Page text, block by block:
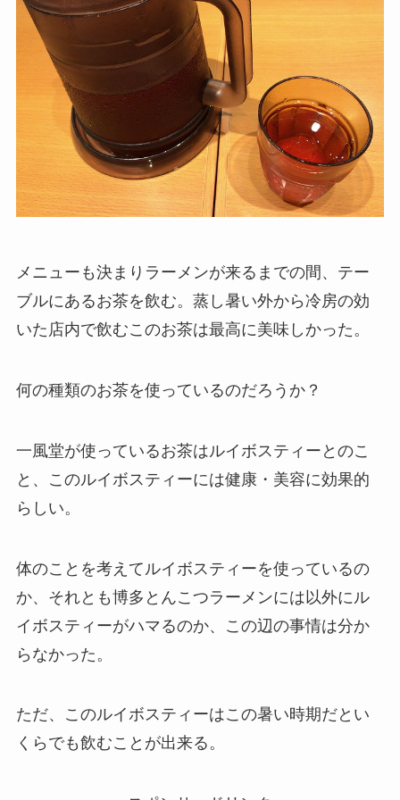
メニューも決まりラーメンが来るまでの間、テー
ブルにあるお茶を飲む。蒸し暑い外から冷房の効
いた店内で飲むこのお茶は最高に美味しかった。
何の種類のお茶を使っているのだろうか？
一風堂が使っているお茶はルイボスティーとのこ
と、このルイボスティーには健康・美容に効果的
らしい。
体のことを考えてルイボスティーを使っているの
か、それとも博多とんこつラーメンには以外にル
イボスティーがハマるのか、この辺の事情は分か
らなかった。
ただ、このルイボスティーはこの暑い時期だとい
くらでも飲むことが出来る。